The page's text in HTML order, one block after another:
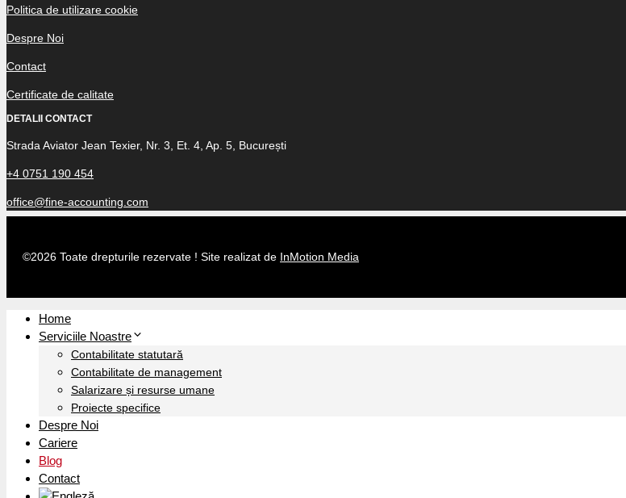
Politica de utilizare cookie
Despre Noi
Contact
Certificate de calitate
DETALII CONTACT
Strada Aviator Jean Texier, Nr. 3, Et. 4, Ap. 5, București
+4 0751 190 454
office@fine-accounting.com
©2026 Toate drepturile rezervate ! Site realizat de InMotion Media
Home
Serviciile Noastre
Contabilitate statutară
Contabilitate de management
Salarizare și resurse umane
Proiecte specifice
Despre Noi
Cariere
Blog
Contact